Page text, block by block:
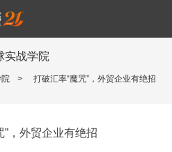
实战学院
> 打破汇率“魔咒”，外贸企业有绝招
”，外贸企业有绝招